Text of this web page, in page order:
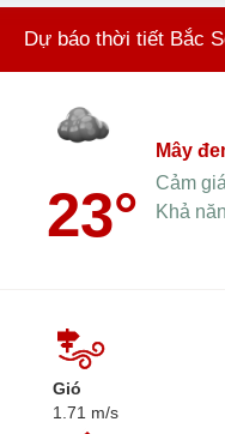
Dự báo thời tiết Bắc
23°
mây
Cảm
Khả
Gió
1.71 m/s